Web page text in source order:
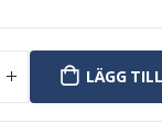
LÄGG